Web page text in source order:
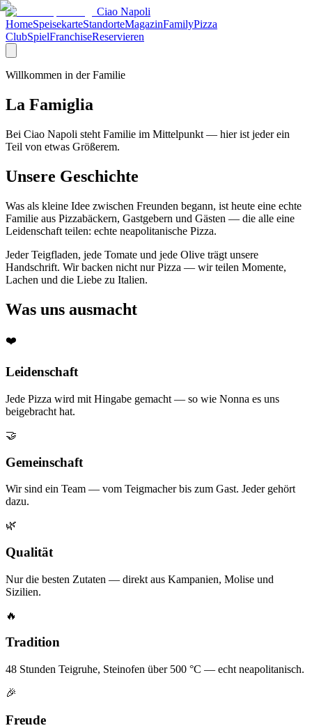
Ciao Napoli
HomeSpeisekarteStandorteMagazinFamilyPizza
ClubSpielFranchiseReservieren
Willkommen in der Familie
La Famiglia
Bei Ciao Napoli steht Familie im Mittelpunkt — hier ist jeder ein
Teil von etwas Größerem.
Unsere Geschichte
Was als kleine Idee zwischen Freunden begann, ist heute eine echte
Familie aus Pizzabäckern, Gastgebern und Gästen — die alle eine
Leidenschaft teilen: echte neapolitanische Pizza.
Jeder Teigfladen, jede Tomate und jede Olive trägt unsere
Handschrift. Wir backen nicht nur Pizza — wir teilen Momente,
Lachen und die Liebe zu Italien.
Was uns ausmacht
❤️
Leidenschaft
Jede Pizza wird mit Hingabe gemacht — so wie Nonna es uns
beigebracht hat.
🤝
Gemeinschaft
Wir sind ein Team — vom Teigmacher bis zum Gast. Jeder gehört
dazu.
🌿
Qualität
Nur die besten Zutaten — direkt aus Kampanien, Molise und
Sizilien.
🔥
Tradition
48 Stunden Teigruhe, Steinofen über 500 °C — echt neapolitanisch.
🎉
Freude